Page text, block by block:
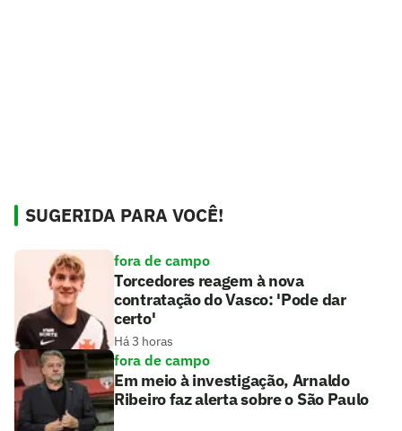
SUGERIDA PARA VOCÊ!
fora de campo
Torcedores reagem à nova
contratação do Vasco: 'Pode dar
certo'
Há 3 horas
fora de campo
Em meio à investigação, Arnaldo
Ribeiro faz alerta sobre o São Paulo